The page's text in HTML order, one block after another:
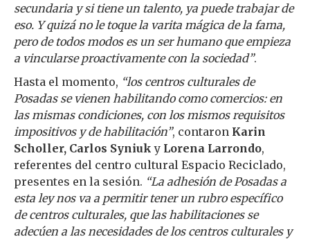
secundaria y si tiene un talento, ya puede trabajar de
eso. Y quizá no le toque la varita mágica de la fama,
pero de todos modos es un ser humano que empieza
a vincularse proactivamente con la sociedad”.
Hasta el momento, “los centros culturales de
Posadas se vienen habilitando como comercios: en
las mismas condiciones, con los mismos requisitos
impositivos y de habilitación”, contaron Karin
Scholler, Carlos Syniuk y Lorena Larrondo,
referentes del centro cultural Espacio Reciclado,
presentes en la sesión. “La adhesión de Posadas a
esta ley nos va a permitir tener un rubro específico
de centros culturales, que las habilitaciones se
adecúen a las necesidades de los centros culturales y